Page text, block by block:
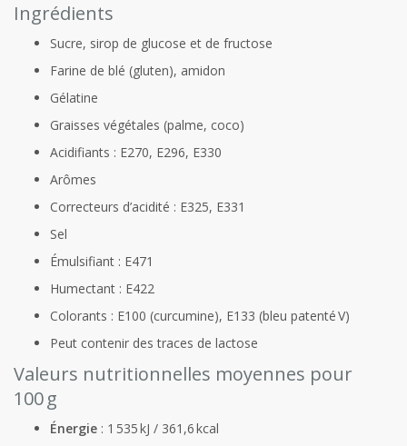
Ingrédients
Sucre, sirop de glucose et de fructose
Farine de blé (gluten), amidon
Gélatine
Graisses végétales (palme, coco)
Acidifiants : E270, E296, E330
Arômes
Correcteurs d’acidité : E325, E331
Sel
Émulsifiant : E471
Humectant : E422
Colorants : E100 (curcumine), E133 (bleu patenté V)
Peut contenir des traces de lactose
Valeurs nutritionnelles moyennes pour
100 g
Énergie : 1 535 kJ / 361,6 kcal